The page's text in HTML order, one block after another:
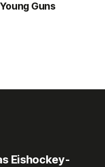
Guns
Eishockey-